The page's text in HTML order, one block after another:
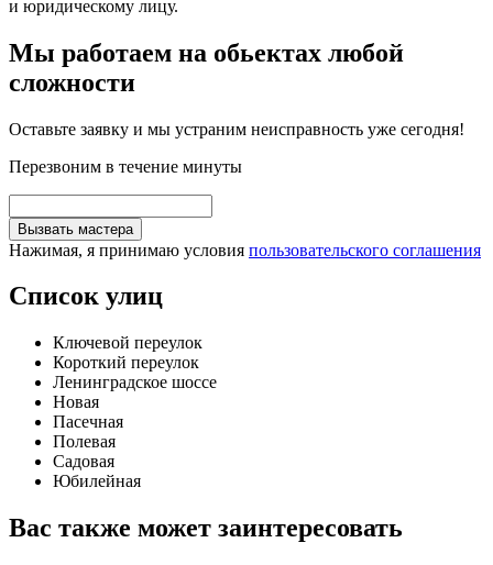
и юридическому лицу.
Мы работаем на обьектах любой
сложности
Оставьте заявку и мы устраним неисправность уже сегодня!
Перезвоним в течение минуты
Вызвать мастера
Нажимая, я принимаю условия пользовательского соглашения
Список улиц
Ключевой переулок
Короткий переулок
Ленинградское шоссе
Новая
Пасечная
Полевая
Садовая
Юбилейная
Вас также может заинтересовать